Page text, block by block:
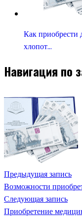
Как приобрести
хлопот…
Навигация по
Предыдущая запись
Возможности
Следующая запись
Приобретение